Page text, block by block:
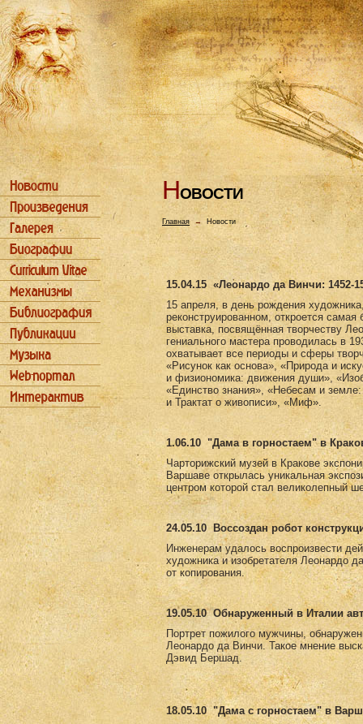
НОВОСТИ
Главная→ Новости
15.04.15 «Леонардо да Винчи: 1452-
15 апреля, в день рождения
реконструированном, откроется
выставка, посвящённая творчеству
гениального мастера проводилась в
охватывает все периоды и сферы
«Рисунок как основа», «Природа и
и физиономика: движения души»,
«Единство знания», «Небесам и
и Трактат о живописи», «Миф».
1.06.10 "Дама в горностаем" в
Чарторижский музей в Кракове
Варшаве открылась уникальная
центром которой стал великолепный
24.05.10
Воссоздан робот
Инженерам удалось воспроизвести
художника и изобретателя Леонардо
от копирования.
19.05.10 Обнаруженный в Италии
Портрет пожилого мужчины,
Леонардо да Винчи. Такое мнение
Дэвид Бершад.
18.05.10 "Дама с горностаем" в